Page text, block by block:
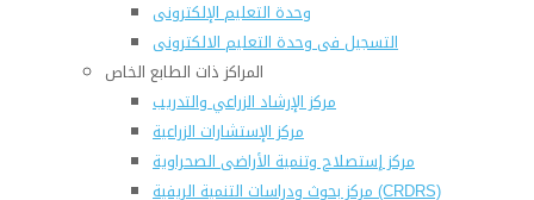
وحدة التعليم الإلكترونى
التسجيل فى وحدة التعليم الالكترونى
المراكز ذات الطابع الخاص
مركز الإرشاد الزراعي والتدريب
مركز الإستشارات الزراعية
مركز إستصلاح وتنمية الأراضى الصحراوية
مركز بحوث ودراسات التنمية الريفية (CRDRS)